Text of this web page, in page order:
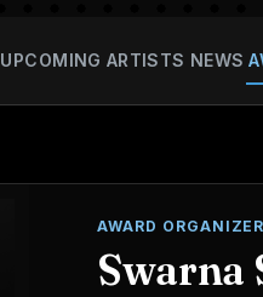
UPCOMING ARTISTS NEWS
AWARD ORGANIZER
Swarna